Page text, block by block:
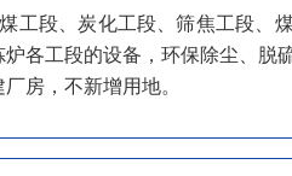
工段、炭化工段、筛焦工段、
各工段的设备，环保除尘、脱
房，不新增用地。